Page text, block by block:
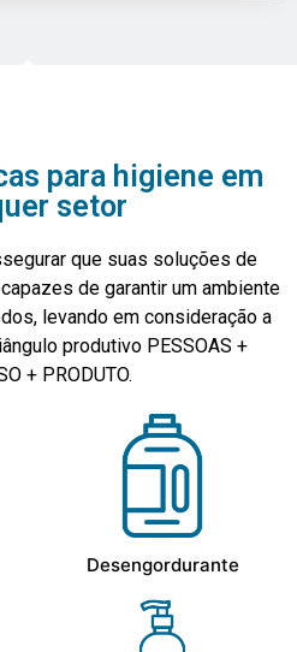
para higiene em
setor
que suas soluções de
de garantir um ambiente
levando em consideração a
produtivo PESSOAS +
+ PRODUTO.
Desengordurante